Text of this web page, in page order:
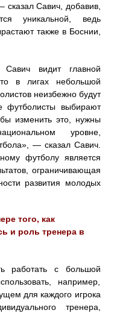
сказал Савич, добавив,
уникальной, ведь
также в Боснии,
видит главной
в лигах небольшой
неизбежно будут
футболисты выбирают
изменить это, нужны
уровне,
— сказал Савич.
футболу является
ограничивающая
развития молодых
того, как
и роль тренера в
работать с большой
например,
для каждого игрока
тренера,